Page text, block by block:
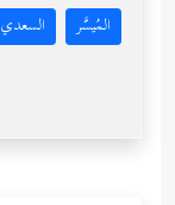
المُيسَّر السعدي